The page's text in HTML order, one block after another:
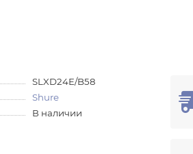
SLXD24E/B58
Shure
В наличии